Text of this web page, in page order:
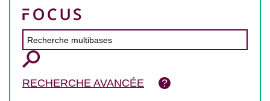
RECHERCHE AVANCÉE